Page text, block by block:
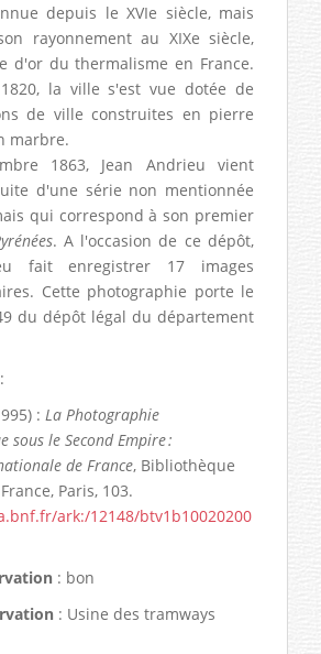
depuis le XVIe siècle, mais
rayonnement au XIXe siècle,
d'or du thermalisme en France.
la ville s'est vue dotée de
de ville construites en pierre
marbre.
1863, Jean Andrieu vient
d'une série non mentionnée
qui correspond à son premier
. A l'occasion de ce dépôt,
fait enregistrer 17 images
Cette photographie porte le
du dépôt légal du département
:
: La Photographie
sous le Second Empire :
de France, Bibliothèque
Paris, 103.
ark:/12148/btv1b10020200
: bon
: Usine des tramways